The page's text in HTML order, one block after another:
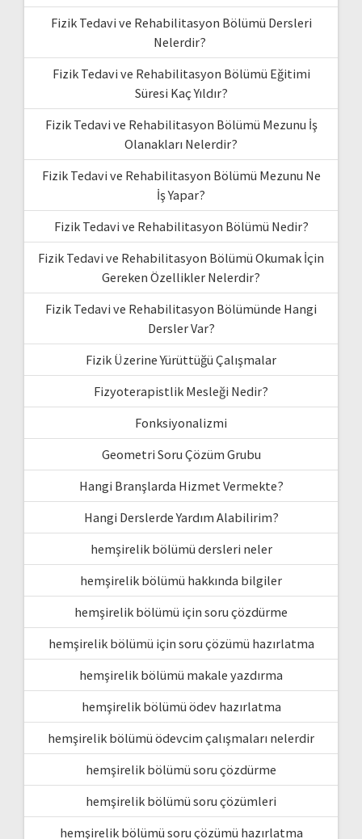
Fizik Tedavi ve Rehabilitasyon Bölümü Dersleri
Nelerdir?
Fizik Tedavi ve Rehabilitasyon Bölümü Eğitimi
Süresi Kaç Yıldır?
Fizik Tedavi ve Rehabilitasyon Bölümü Mezunu İş
Olanakları Nelerdir?
Fizik Tedavi ve Rehabilitasyon Bölümü Mezunu Ne
İş Yapar?
Fizik Tedavi ve Rehabilitasyon Bölümü Nedir?
Fizik Tedavi ve Rehabilitasyon Bölümü Okumak İçin
Gereken Özellikler Nelerdir?
Fizik Tedavi ve Rehabilitasyon Bölümünde Hangi
Dersler Var?
Fizik Üzerine Yürüttüğü Çalışmalar
Fizyoterapistlik Mesleği Nedir?
Fonksiyonalizmi
Geometri Soru Çözüm Grubu
Hangi Branşlarda Hizmet Vermekte?
Hangi Derslerde Yardım Alabilirim?
hemşirelik bölümü dersleri neler
hemşirelik bölümü hakkında bilgiler
hemşirelik bölümü için soru çözdürme
hemşirelik bölümü için soru çözümü hazırlatma
hemşirelik bölümü makale yazdırma
hemşirelik bölümü ödev hazırlatma
hemşirelik bölümü ödevcim çalışmaları nelerdir
hemşirelik bölümü soru çözdürme
hemşirelik bölümü soru çözümleri
hemşirelik bölümü soru çözümü hazırlatma